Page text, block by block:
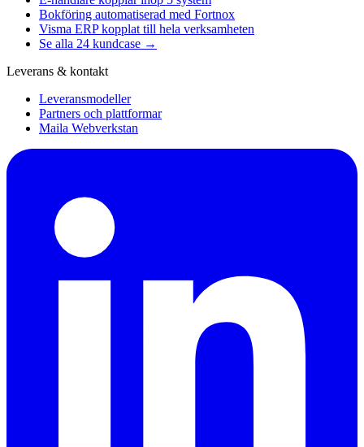
Bokföring automatiserad med Fortnox
Visma ERP kopplat till hela verksamheten
Se alla 24 kundcase →
Leverans & kontakt
Leveransmodeller
Partners och plattformar
Maila Webverkstan